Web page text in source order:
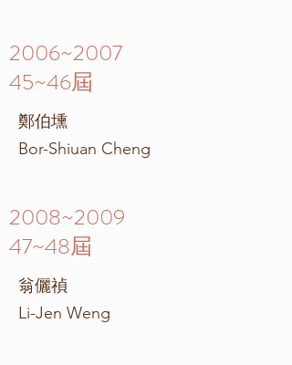
2006~2007
45~46屆
鄭伯壎
Bor-Shiuan Cheng
2008~2009
47~48屆
翁儷禎
Li-Jen Weng